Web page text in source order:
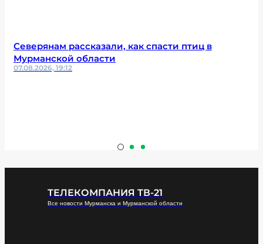
Северянам рассказали, как спасти птиц в
Мурманской области
07.08.2026, 19:12
ТЕЛЕКОМПАНИЯ ТВ-21
Все новости Мурманска и Мурманской области